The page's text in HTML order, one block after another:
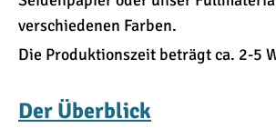
verschiedenen Farben.
Die Produktionszeit beträgt ca. 2-5
Der Überblick